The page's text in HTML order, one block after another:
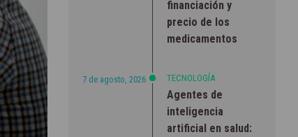
financiación y
precio de los
medicamentos
7 de agosto, 2026 TECNOLOGÍA
Agentes de
inteligencia
artificial en salud: